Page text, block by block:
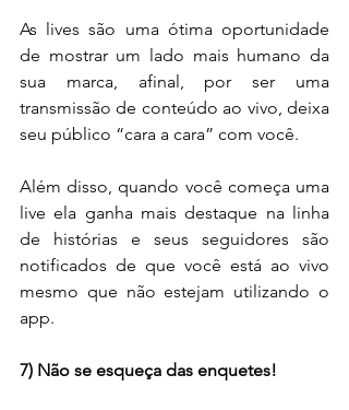
As lives são uma ótima oportunidade
de mostrar um lado mais humano da
sua marca, afinal, por ser uma
transmissão de conteúdo ao vivo, deixa
seu público “cara a cara” com você.
Além disso, quando você começa uma
live ela ganha mais destaque na linha
de histórias e seus seguidores são
notificados de que você está ao vivo
mesmo que não estejam utilizando o
app.
7) Não se esqueça das enquetes!